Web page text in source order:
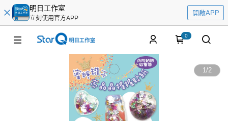
明日工作室
立刻使用官方APP
開啟APP
0
1/2